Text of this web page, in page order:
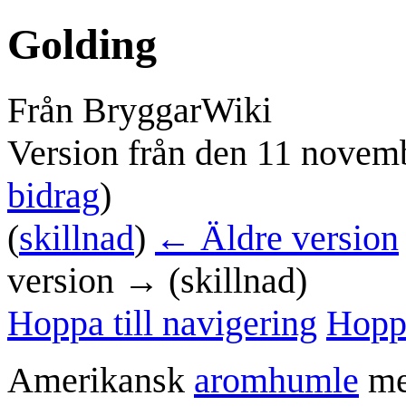
Golding
Från BryggarWiki
Version från den 11
bidrag)
(skillnad) ← Äldre version
version → (skillnad)
Hoppa till navigering
Amerikansk aromhumle